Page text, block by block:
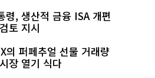
령, 생산적 금융 ISA 개편
토 지시
의 퍼페추얼 선물 거래량
장 열기 식다